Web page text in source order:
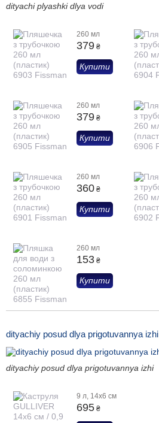
dityachi plyashki dlya vodi
260 мл
379 ₴
Купити
260 мл
379 ₴
Купити
260 мл
360 ₴
Купити
260 мл
153 ₴
Купити
dityachiy posud dlya prigotuvannya izhi
dityachiy posud dlya prigotuvannya izhi
9 л, 14x6 см
695 ₴